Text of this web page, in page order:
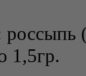
1,5гр.